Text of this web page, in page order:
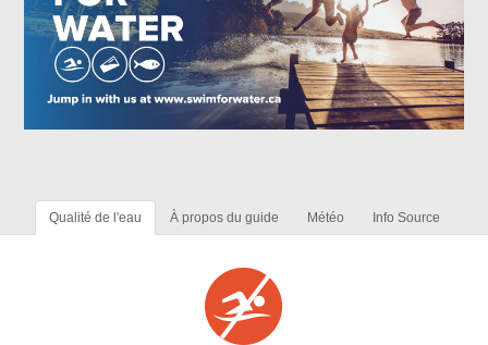
Qualité de l'eau À propos du guide Météo Info Source